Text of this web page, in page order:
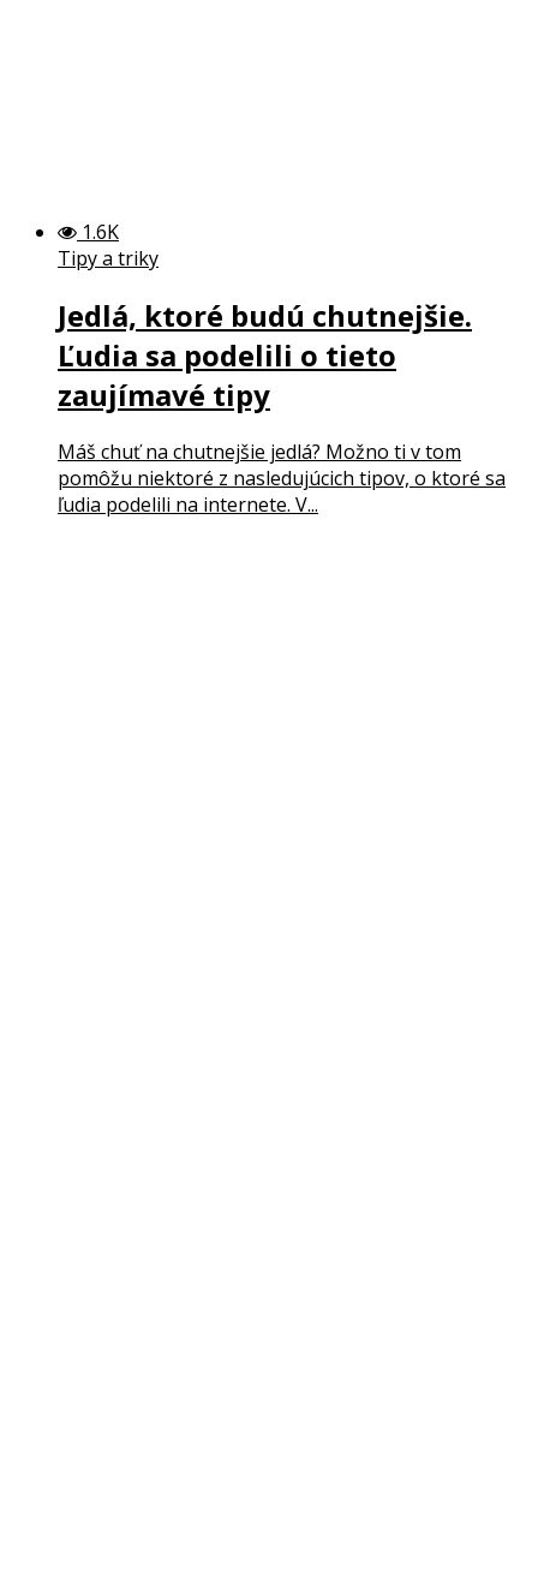
1.6K
Tipy a triky
Jedlá, ktoré budú chutnejšie.
Ľudia sa podelili o tieto
zaujímavé tipy
Máš chuť na chutnejšie jedlá? Možno ti v tom
pomôžu niektoré z nasledujúcich tipov, o ktoré sa
ľudia podelili na internete. V...